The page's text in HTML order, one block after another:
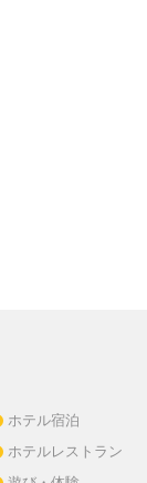
ホテル宿泊
ホテルレストラン